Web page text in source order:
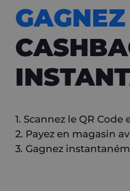
Carlo
magasin avec
MAINTENANT
1. Scannez le QR
2. Payez en magasin
3. Gagnez